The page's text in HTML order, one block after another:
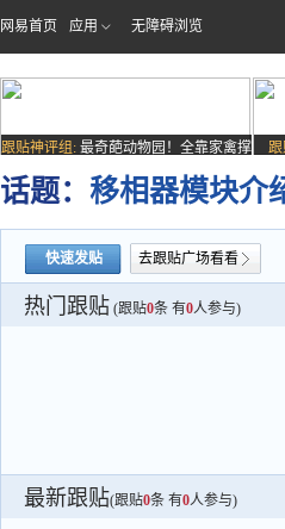
网易首页 应用 无障碍浏览
跟贴神评组: 最奇葩动物园！全靠家禽撑
场子
话题： 移相器模块介
快速发贴 去跟贴广场看看
热门跟贴 (跟贴0条 有0人参与)
最新跟贴(跟贴0条 有0人参与)